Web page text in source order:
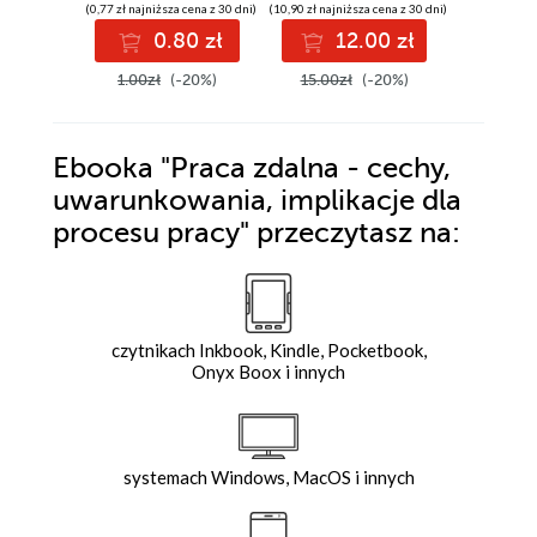
(0,77 zł najniższa cena z 30 dni)
0.80 zł
1.00zł (-20%)
(10,90 zł najniższa cena z 30 dni)
12.00 zł
15.00zł (-20%)
Ebooka "Praca zdalna - cechy,
uwarunkowania, implikacje dla
procesu pracy" przeczytasz na:
czytnikach Inkbook, Kindle, Pocketbook,
Onyx Boox i innych
systemach Windows, MacOS i innych